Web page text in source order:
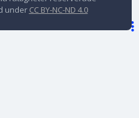
under CC BY-NC-ND 4.0